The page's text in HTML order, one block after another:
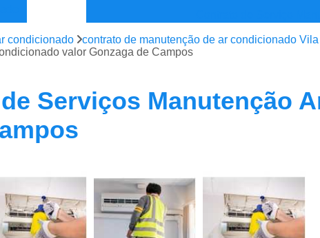
Contrato Manutenção
Limpeza de Dutos Ar Condicionado
Limpeza de Dutos de Ar Condicionado
Limpeza de Dutos e Coifas
Limpeza de
Limpeza Dutos Ar Condicionado
condicionado
contrato de manutenção de ar condicionado
valor Gonzaga de Campos
Serviços Manutenção